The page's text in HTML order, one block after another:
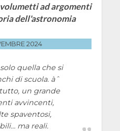
ad argomenti
dell'astronomia
2024
quella che si
di scuola. àˆ
un grande
avvincenti,
spaventosi,
ma reali.